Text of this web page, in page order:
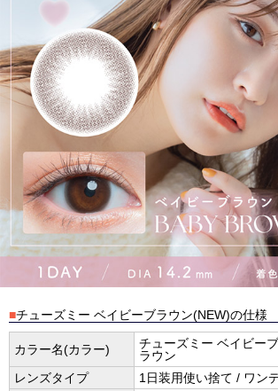
■チューズミー ベイビーブラウン(NEW)の仕様
カラー名(カラー)
チューズミー ベイビー
ラウン
レンズタイプ
1日装用使い捨て / ワン